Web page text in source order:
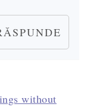
without